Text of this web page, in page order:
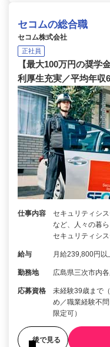
セコムの総合職
セコム株式会社
正社員
【最大100万円の奨学
利厚生充実／平均年収
仕事内容
セキュリティシ
など、人々の暮
セキュリティシ
給与 月給239,800円以
勤務地 広島県三次市内
応募資格
未経験39歳まで
め／職業経験不
限定可）
後で見る